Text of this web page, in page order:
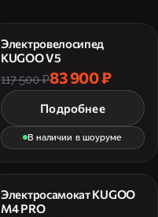
Электровелосипед
KUGOO V5
117 500 ₽83 900 ₽
Подробнее
В наличии в шоуруме
Электросамокат KUGOO
M4 PRO